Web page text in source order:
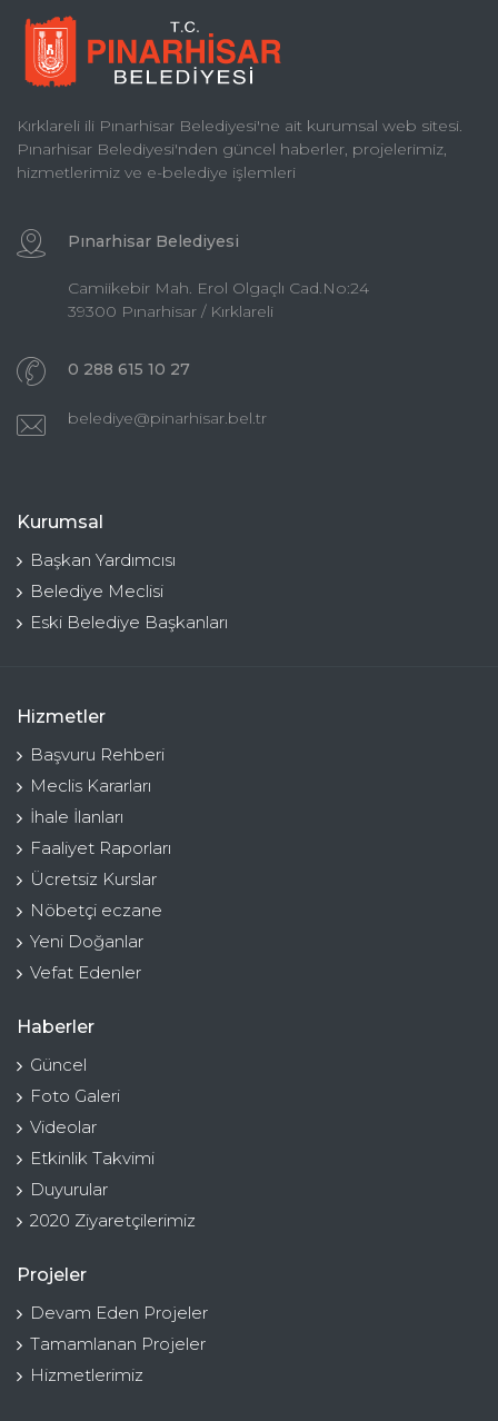
Kırklareli ili Pınarhisar Belediyesi'ne ait kurumsal web sitesi.
Pınarhisar Belediyesi'nden güncel haberler, projelerimiz,
hizmetlerimiz ve e-belediye işlemleri
Pınarhisar Belediyesi
Camiikebir Mah. Erol Olgaçlı Cad.No:24
39300 Pınarhisar / Kırklareli
0 288 615 10 27
belediye@pinarhisar.bel.tr
Kurumsal
Başkan Yardımcısı
Belediye Meclisi
Eski Belediye Başkanları
Hizmetler
Başvuru Rehberi
Meclis Kararları
İhale İlanları
Faaliyet Raporları
Ücretsiz Kurslar
Nöbetçi eczane
Yeni Doğanlar
Vefat Edenler
Haberler
Güncel
Foto Galeri
Videolar
Etkinlik Takvimi
Duyurular
2020 Ziyaretçilerimiz
Projeler
Devam Eden Projeler
Tamamlanan Projeler
Hizmetlerimiz